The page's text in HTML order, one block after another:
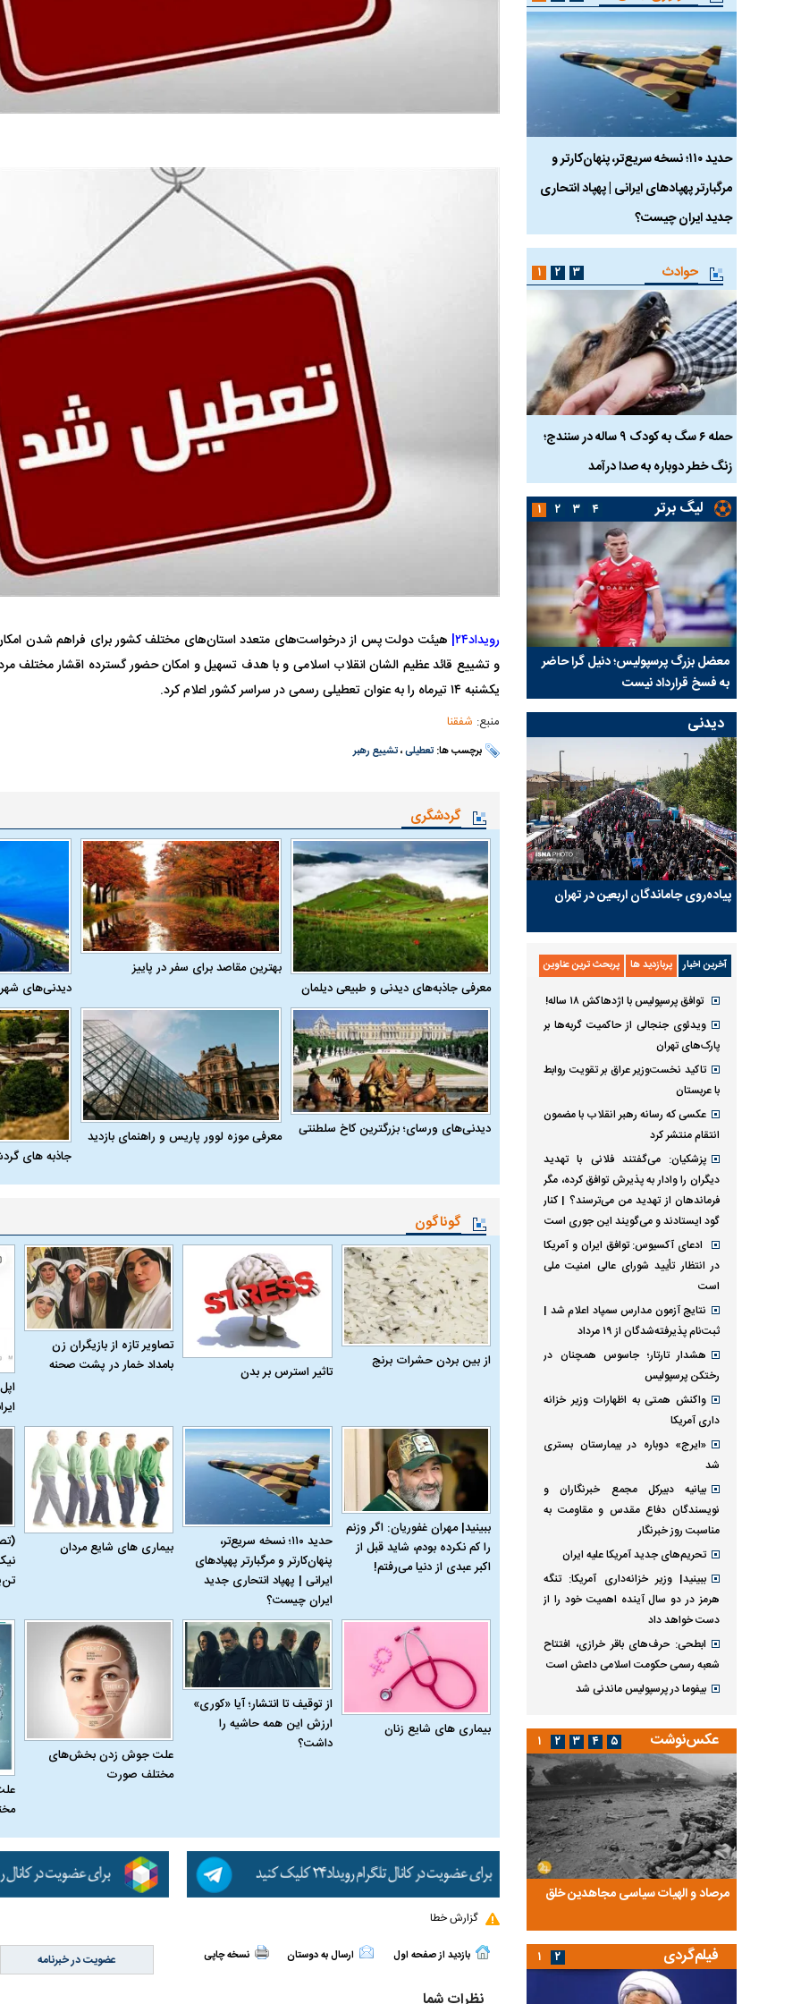
رویداد۲۴|
هیئت دولت پس از درخواست‌های متعدد استان‌های مختلف کشور برای فراهم شدن
و تشییع قائد عظیم الشان انقلاب اسلامی و با هدف تسهیل و امکان حضور گسترده اقشار مختلف
یکشنبه ۱۴ تیرماه را به عنوان تعطیلی رسمی در سراسر کشور اعلام کرد.
منبع: شفقنا
برچسب ها: تعطیلی،تشییع رهبر
گردشگری
معرفی جاذبه‌های دیدنی و طبیعی دیلمان
بهترین مقاصد برای سفر در پاییز
دیدنی‌های
دیدنی‌های ورسای؛ بزرگترین کاخ سلطنتی
معرفی موزه لوور پاریس و راهنمای بازدید
جاذبه های
گوناگون
از بین بردن حشرات برنج
تاثیر استرس بر بدن
تصاویر تازه از بازیگران زن
بامداد خمار در پشت صحنه
ببینید| مهران غفوریان: اگر وزنم
را کم نکرده بودم، شاید قبل از
اکبر عبدی از دنیا می‌رفتم!
حدید ۱۱۰؛ نسخه سریع‌تر،
پنهان‌کارتر و مرگبارتر پهپادهای
ایرانی | پهپاد انتحاری جدید
ایران چیست؟
بیماری‌ های شایع مردان
بیماری‌ های شایع زنان
از توقیف تا انتشار؛ آیا «کوری»
ارزش این همه حاشیه را
داشت؟
علت جوش زدن بخش‌های
مختلف صورت
گزارش خطا
بازدید از صفحه اول ارسال به دوستان نسخه چاپی عضویت در خبرنامه
حدید ۱۱۰؛ نسخه سریع‌تر، پنهان‌کارتر و
مرگبارتر پهپادهای ایرانی | پهپاد انتحاری
جدید ایران چیست؟
حوادث
حمله ۶ سگ به کودک ۹ ساله در سنندج؛
زنگ خطر دوباره به صدا درآمد
عکس| ماجرای کشف جسد ناشناس که
توسط حیوانات خورده شد
زنگ خطر دوباره
۱ ۲ ۳
لیگ برتر
معضل بزرگ پرسپولیس؛ دنیل گرا حاضر
به فسخ قرارداد نیست
مقصد احتمالی مدافع جوان پرسپولیس
مشخص شد
پیشنهاد ۱۳۲میلیاردی رامین رضاییان به
استقلال
بازگشت اندونگ
۱ ۲ ۳ ۴
دیدنی
پیاده‌روی جاماندگان اربعین در تهران
آخرین اخبار پربازدید ها پربحث ترین عناوین
توافق پرسپولیس با اژدهاکش ۱۸ ساله!
ویدئوی جنجالی از حاکمیت گربه‌ها بر
پارک‌های تهران
تاکید نخست‌وزیر عراق بر تقویت روابط
با عربستان
عکسی که رسانه رهبر انقلاب با مضمون
انتقام منتشر کرد
پزشکیان: می‌گفتند فلانی با تهدید
دیگران را وادار به پذیرش توافق کرده، مگر
فرماندهان از تهدید من می‌ترسند؟ | کنار
گود ایستادند و می‌گویند این جوری است
ادعای آکسیوس: توافق ایران و آمریکا
در انتظار تأیید شورای عالی امنیت ملی
است
نتایج آزمون مدارس سمپاد اعلام شد |
ثبت‌نام پذیرفته‌شدگان از ۱۹ مرداد
هشدار تارتار؛ جاسوس همچنان در
رختکن پرسپولیس
واکنش همتی به اظهارات وزیر خزانه
داری آمریکا
«ایرج» دوباره در بیمارستان بستری
شد
بیانیه دبیرکل مجمع خبرنگاران و
نویسندگان دفاع مقدس و مقاومت به
مناسبت روز خبرنگار
تحریم‌های جدید آمریکا علیه ایران
ببینید| وزیر خزانه‌داری آمریکا: تنگه
هرمز در دو سال آینده اهمیت خود را از
دست خواهد داد
ابطحی: حرف‌های باقر خرازی، افتتاح
شعبه رسمی حکومت اسلامی داعش است
بیفوما در پرسپولیس ماندنی شد
عکس‌نوشت
مرصاد و الهیات سیاسی مجاهدین خلق
آخرین پرده از حیات سیاسی یک سلسله |
روایتی از آخرین مصاحبه‌ی شاه در ایران
ریشه‌های عزاداری ماه محرم در فرهنگ
عزاداری ماه
۱ ۲ ۳ ۴ ۵
فیلم‌گردی ۱ ۲